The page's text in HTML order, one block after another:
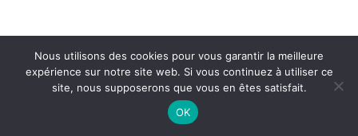
Nous utilisons des cookies pour vous garantir la meilleure
expérience sur notre site web. Si vous continuez à utiliser ce
site, nous supposerons que vous en êtes satisfait.
OK